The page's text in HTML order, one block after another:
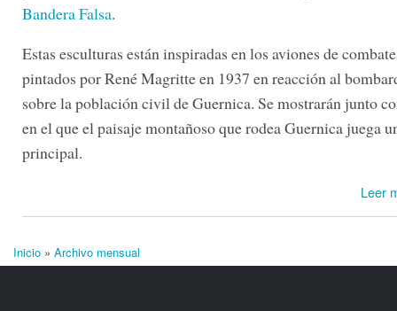
Bandera Falsa.
Estas esculturas están inspiradas en los aviones de
pintados por René Magritte en 1937 en reacción al
sobre la población civil de Guernica. Se mostrarán junto
en el que el paisaje montañoso que rodea Guernica juega
principal.
Leer
Se encuentra usted aquí
Inicio » Archivo mensual